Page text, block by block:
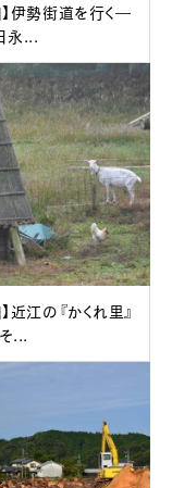
】伊勢街道を行く―
永...
近江の『かくれ里』
...